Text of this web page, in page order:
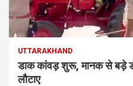
UTTARAKHAND
डाक कांवड़ शुरू, मानक से बड़े
लौटाए